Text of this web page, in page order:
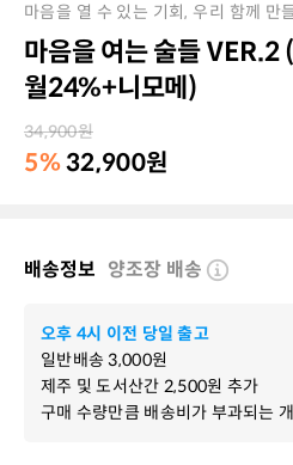
마음을 열 수 있는 기회, 우리 함께 만
마음을 여는 술들 VER.2
월24%+니모메)
34,900원
5%32,900원
배송정보 양조장 배송
오후 4시 이전 당일 출고
일반배송3,000원
제주 및 도서산간 2,500원 추가
구매 수량만큼 배송비가 부과되는